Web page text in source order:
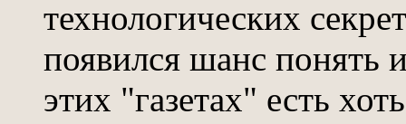
технологических
появился шанс понять
этих "газетах" есть